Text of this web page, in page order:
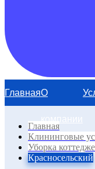
ГлавнаяО
компании
Главная
Клининговые
Уборка
Красносельский